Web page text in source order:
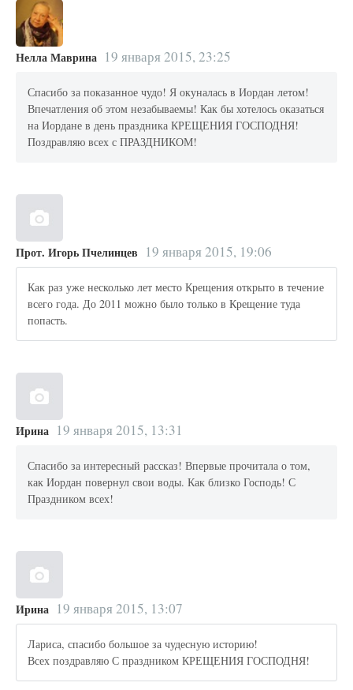
Нелла Маврина 19 января 2015, 23:25
Спасибо за показанное чудо! Я окуналась в Иордан летом!
Впечатления об этом незабываемы! Как бы хотелось оказаться
на Иордане в день праздника КРЕЩЕНИЯ ГОСПОДНЯ!
Поздравляю всех с ПРАЗДНИКОМ!
Прот. Игорь Пчелинцев 19 января 2015, 19:06
Как раз уже несколько лет место Крещения открыто в течение
всего года. До 2011 можно было только в Крещение туда
попасть.
Ирина 19 января 2015, 13:31
Спасибо за интересный рассказ! Впервые прочитала о том,
как Иордан повернул свои воды. Как близко Господь! С
Праздником всех!
Ирина 19 января 2015, 13:07
Лариса, спасибо большое за чудесную историю!
Всех поздравляю С праздником КРЕЩЕНИЯ ГОСПОДНЯ!